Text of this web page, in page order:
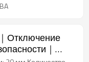
Отключение
｜